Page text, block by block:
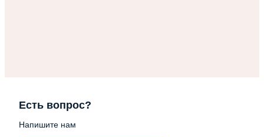
Есть вопрос?
Напишите нам